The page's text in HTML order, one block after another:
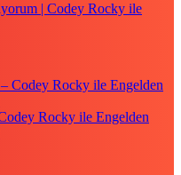
| Codey Rocky ile
Rocky ile Engelden